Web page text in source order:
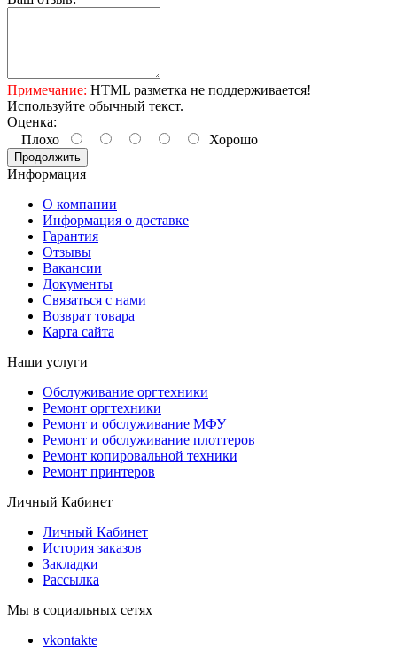
Примечание: HTML разметка не поддерживается!
Используйте обычный текст.
Оценка:
Плохо
Хорошо
Продолжить
Информация
О компании
Информация о доставке
Гарантия
Отзывы
Вакансии
Документы
Связаться с нами
Возврат товара
Карта сайта
Наши услуги
Обслуживание оргтехники
Ремонт оргтехники
Ремонт и обслуживание МФУ
Ремонт и обслуживание плоттеров
Ремонт копировальной техники
Ремонт принтеров
Личный Кабинет
Личный Кабинет
История заказов
Закладки
Рассылка
Мы в социальных сетях
vkontakte